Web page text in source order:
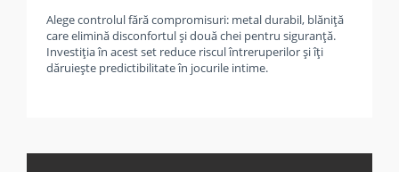
Alege controlul fără compromisuri: metal durabil, blăniță
care elimină disconfortul și două chei pentru siguranță.
Investiția în acest set reduce riscul întreruperilor și îți
dăruiește predictibilitate în jocurile intime.